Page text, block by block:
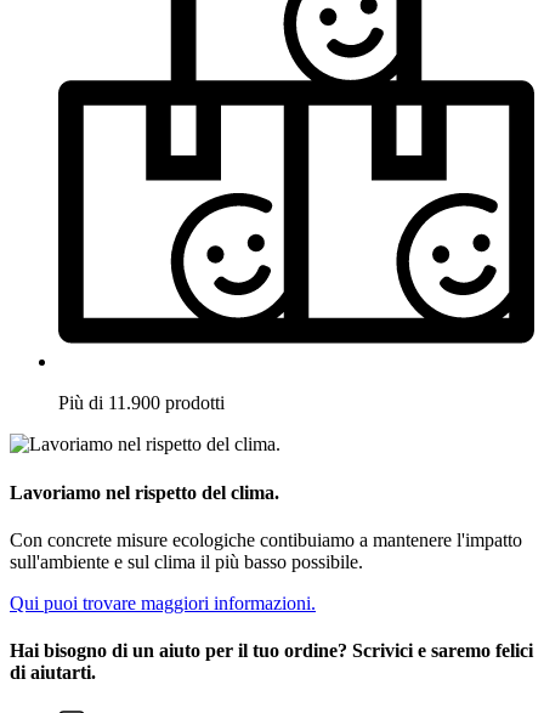
Più di 11.900 prodotti
Lavoriamo nel rispetto del clima.
Con concrete misure ecologiche contibuiamo a mantenere l'impatto
sull'ambiente e sul clima il più basso possibile.
Qui puoi trovare maggiori informazioni.
Hai bisogno di un aiuto per il tuo ordine? Scrivici e saremo felici
di aiutarti.